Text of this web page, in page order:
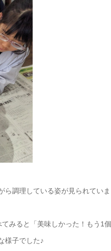
ら調理している姿が見られていま
みると「美味しかった！もう1個
様子でした♪